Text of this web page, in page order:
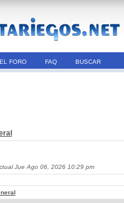
FORO FAQ BUSCAR
Jue Ago 06, 2026 10:29 pm